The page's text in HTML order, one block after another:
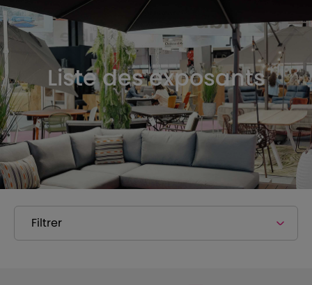
Liste des exposants
Filtrer